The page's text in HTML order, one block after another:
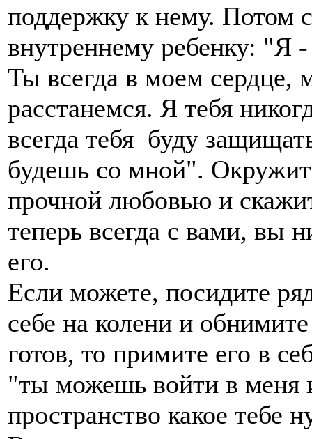
поддержку к нему. Потом
внутреннему ребенку: "Я
Ты всегда в моем сердце,
расстанемся. Я тебя
всегда тебя буду
будешь со мной".
прочной любовью и
теперь всегда с вами, вы
его.
Если можете, посидите
себе на колени и
готов, то примите его в
"ты можешь войти в меня
пространство какое тебе